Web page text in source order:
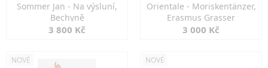
Sommer Jan - Na výsluní,
Bechyně
3 800 Kč
Orientale - Moriskentänzer,
Erasmus Grasser
3 000 Kč
NOVÉ NOVÉ